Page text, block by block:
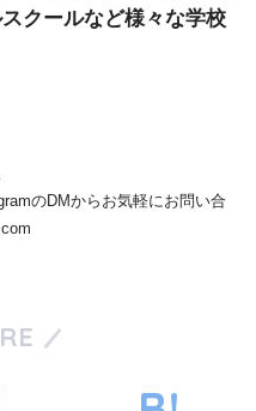
クールなど様々な学校
のDMからお気軽にお問い合